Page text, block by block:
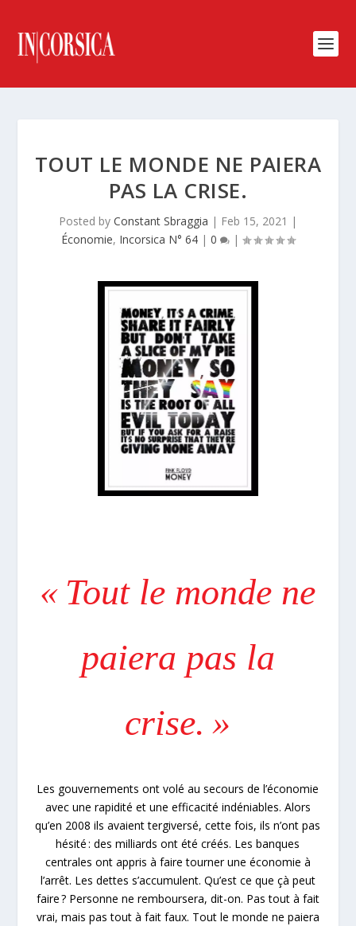
TOUT LE MONDE NE PAIERA
PAS LA CRISE.
Posted by Constant Sbraggia | Feb 15, 2021 |
Économie, Incorsica N° 64 | 0 |
« Tout le monde ne
paiera pas la
crise. »
Les gouvernements ont volé au secours de l’économie
avec une rapidité et une efficacité indéniables. Alors
qu’en 2008 ils avaient tergiversé, cette fois, ils n’ont pas
hésité : des milliards ont été créés. Les banques
centrales ont appris à faire tourner une économie à
l’arrêt. Les dettes s’accumulent. Qu’est ce que çà peut
faire ? Personne ne remboursera, dit-on. Pas tout à fait
vrai, mais pas tout à fait faux. Tout le monde ne paiera